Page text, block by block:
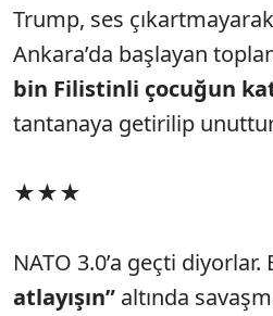
Trump, ses
Ankara’da başlayan
bin Filistinli çocuğun
tantanaya getirilip
★★★
NATO 3.0’a geçti diyorlar.
atlayışın” altında